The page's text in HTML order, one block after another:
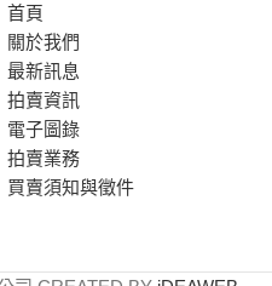
首頁
關於我們
最新訊息
拍賣資訊
電子圖錄
拍賣業務
買賣須知與徵件